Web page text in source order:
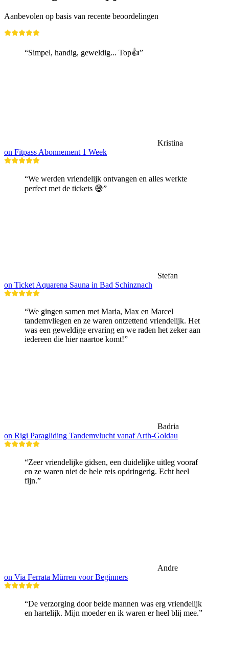
Aanbevolen op basis van recente beoordelingen
“Simpel, handig, geweldig... Top👍”
Kristina
on Fitpass Abonnement 1 Week
“We werden vriendelijk ontvangen en alles werkte
perfect met de tickets 😅”
Stefan
on Ticket Aquarena Sauna in Bad Schinznach
“We gingen samen met Maria, Max en Marcel
tandemvliegen en ze waren ontzettend vriendelijk. Het
was een geweldige ervaring en we raden het zeker aan
iedereen die hier naartoe komt!”
Badria
on Rigi Paragliding Tandemvlucht vanaf Arth-Goldau
“Zeer vriendelijke gidsen, een duidelijke uitleg vooraf
en ze waren niet de hele reis opdringerig. Echt heel
fijn.”
Andre
on Via Ferrata Mürren voor Beginners
“De verzorging door beide mannen was erg vriendelijk
en hartelijk. Mijn moeder en ik waren er heel blij mee.”